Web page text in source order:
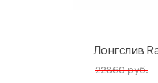
Лонгслив
22860 руб.